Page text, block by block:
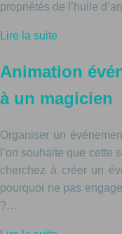
propriétés de l’huile
Lire la suite
Animation
à un magicien
Organiser un
l’on souhaite que cette
cherchez à créer un
pourquoi ne pas
?…